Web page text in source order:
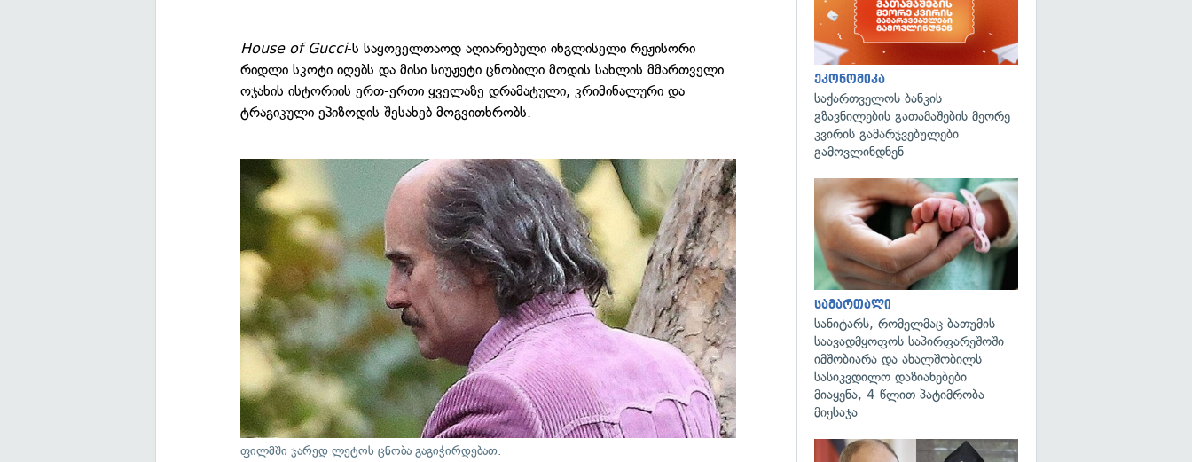
House of Gucci-ს საყოველთაოდ აღიარებული ინგლისელი რეჟისორი
რიდლი სკოტი იღებს და მისი სიუჟეტი ცნობილი მოდის სახლის მმართველი
ოჯახის ისტორიის ერთ-ერთი ყველაზე დრამატული, კრიმინალური და
ტრაგიკული ეპიზოდის შესახებ მოგვითხრობს.
ფილმში ჯარედ ლეტოს ცნობა გაგიჭირდებათ.
ეკონომიკა
საქართველოს ბანკის
გზავნილების გათამაშების მეორე
კვირის გამარჯვებულები
გამოვლინდნენ
სამართალი
სანიტარს, რომელმაც ბათუმის
საავადმყოფოს საპირფარეშოში
იმშობიარა და ახალშობილს
სასიკვდილო დაზიანებები
მიაყენა, 4 წლით პატიმრობა
მიესაჯა